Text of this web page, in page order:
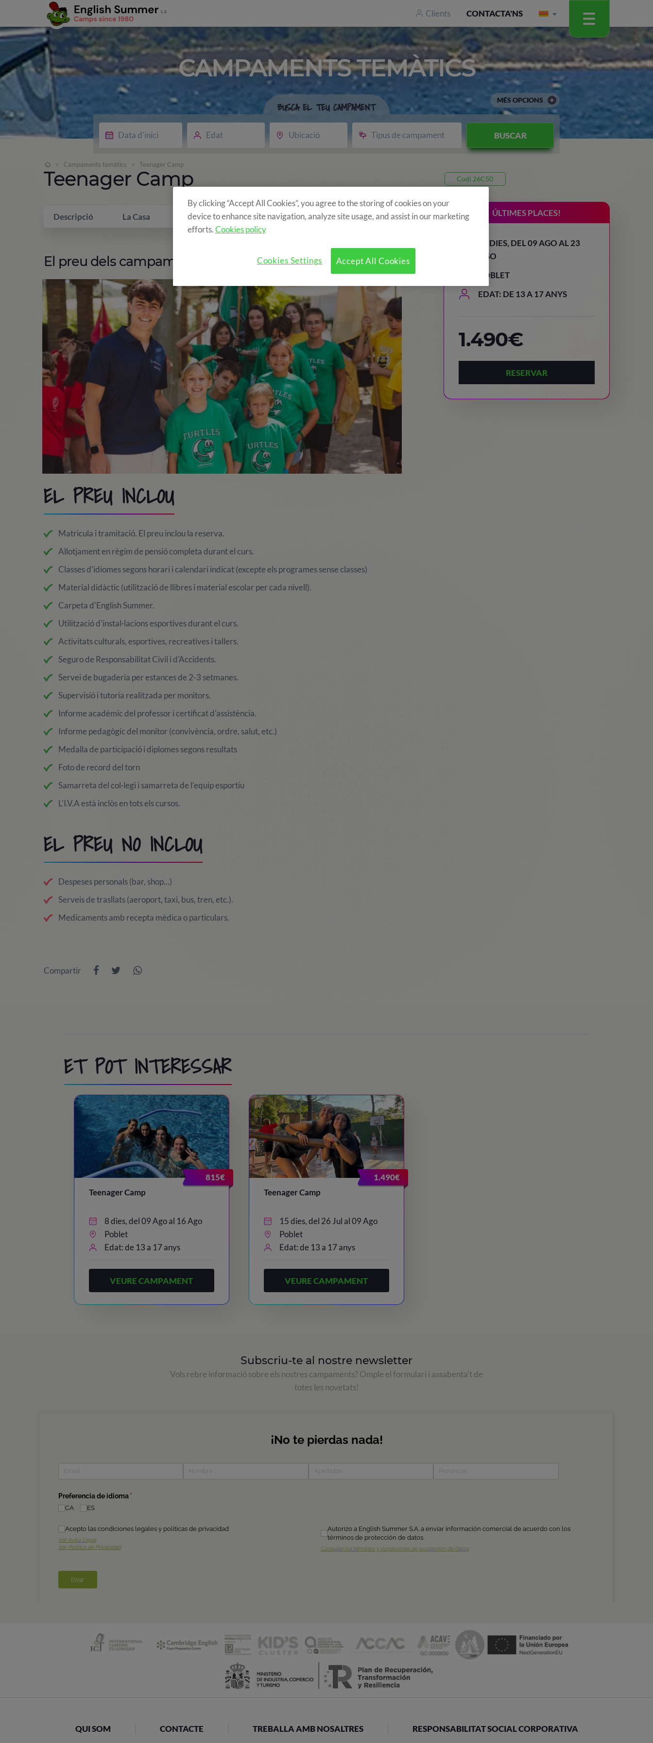
Clients CONTACTA'NS
CAMPAMENTS TEMÀTICS
BUSCA EL TEU CAMPAMENT
Edat Ubicació Tipus de campament BUSCAR
MÉS OPCIONS
> Campaments temàtics > Teenager Camp
Teenager Camp Codi 26C50
Descripció La Casa Què inclou? Programa Activitats opcionals ÚLTIMES PLACES!
15 DIES, DEL 09 AGO AL 23
AGO
POBLET
EDAT: DE 13 A 17 ANYS
1.490€
RESERVAR
El preu dels campaments inclou:
EL PREU INCLOU
Matricula i tramitació. El preu inclou la reserva.
Allotjament en règim de pensió completa durant el curs.
Classes d'idiomes segons horari i calendari indicat (excepte els programes sense classes)
Material didàctic (utilització de llibres i material escolar per cada nivell).
Carpeta d'English Summer.
Utilització d'instal·lacions esportives durant el curs.
Activitats culturals, esportives, recreatives i tallers.
Seguro de Responsabilitat Civil i d'Accidents.
Servei de bugaderia per estances de 2-3 setmanes.
Supervisió i tutoria realitzada per monitors.
Informe acadèmic del professor i certificat d'assistència.
Informe pedagògic del monitor (convivència, ordre, salut, etc.)
Medalla de participació i diplomes segons resultats
Foto de record del torn
Samarreta del col·legi i samarreta de l'equip esportiu
L'I.V.A està inclòs en tots els cursos.
EL PREU NO INCLOU
Despeses personals (bar, shop...)
Serveis de trasllats (aeroport, taxi, bus, tren, etc.).
Medicaments amb recepta mèdica o particulars.
Compartir
ET POT INTERESSAR
815€
Teenager Camp
8 dies, del 09 Ago al 16 Ago
Poblet
Edat: de 13 a 17 anys
VEURE CAMPAMENT
1.490€
Teenager Camp
15 dies, del 26 Jul al 09 Ago
Poblet
Edat: de 13 a 17 anys
VEURE CAMPAMENT
Subscriu-te al nostre newsletter
Vols rebre informació sobre els nostres campaments? Omple el formulari i assabenta't de
totes les novetats!
QUI SOM CONTACTE TREBALLA AMB NOSALTRES RESPONSABILITAT SOCIAL CORPORATIVA
By clicking “Accept All Cookies”, you agree to the storing of cookies on your
device to enhance site navigation, analyze site usage, and assist in our marketing
efforts.Cookies policy
Accept All Cookies
Cookies Settings